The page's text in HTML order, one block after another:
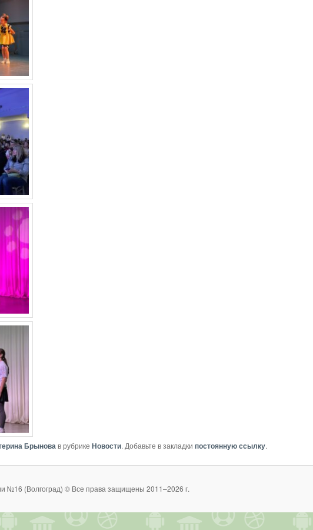
Брынова в рубрике Новости. Добавьте в закладки постоянную ссылку.
№16 (Волгоград) © Все права защищены 2011–2026 г.